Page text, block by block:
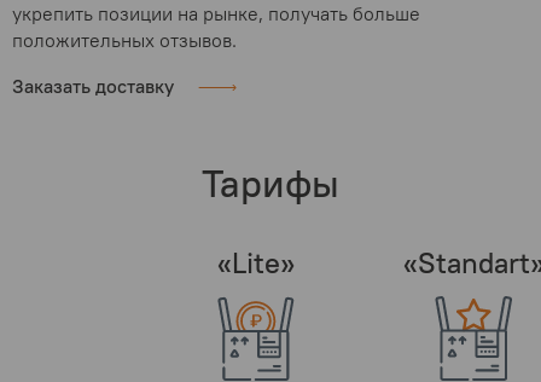
укрепить позиции на рынке, получать больше
положительных отзывов.
Заказать доставку
Тарифы
«Lite»